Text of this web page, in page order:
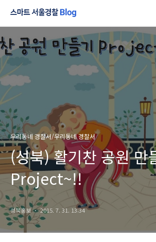
우리동네 경찰서/우리동네 경찰서
(성북) 활기찬 공원 만
Project~!!
성북홍보 2015. 7. 31. 13:34